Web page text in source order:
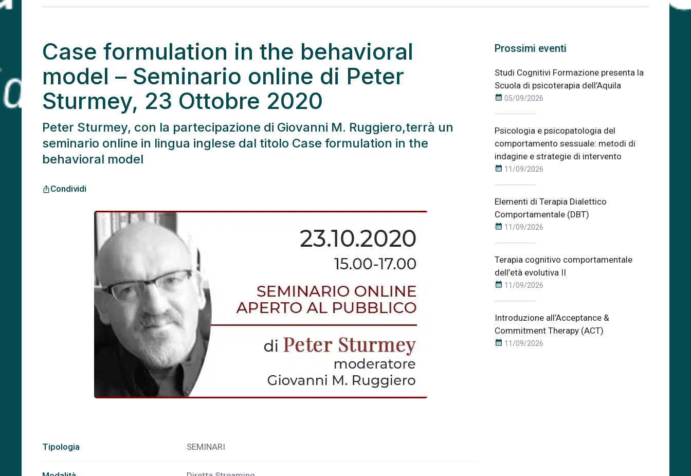
Case formulation in the behavioral
model – Seminario online di Peter
Sturmey, 23 Ottobre 2020
Peter Sturmey, con la partecipazione di Giovanni M. Ruggiero,terrà un
seminario online in lingua inglese dal titolo Case formulation in the
behavioral model
ios_shareCondividi
Tipologia SEMINARI
Prossimi eventi
Studi Cognitivi Formazione presenta la
Scuola di psicoterapia dell’Aquila
calendar_month 05/09/2026
Psicologia e psicopatologia del
comportamento sessuale: metodi di
indagine e strategie di intervento
calendar_month 11/09/2026
Elementi di Terapia Dialettico
Comportamentale (DBT)
calendar_month 11/09/2026
Terapia cognitivo comportamentale
dell’età evolutiva II
calendar_month 11/09/2026
Introduzione all’Acceptance &
Commitment Therapy (ACT)
calendar_month 11/09/2026